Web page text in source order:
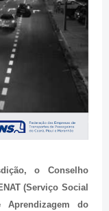
o Conselho
(Serviço Social
do